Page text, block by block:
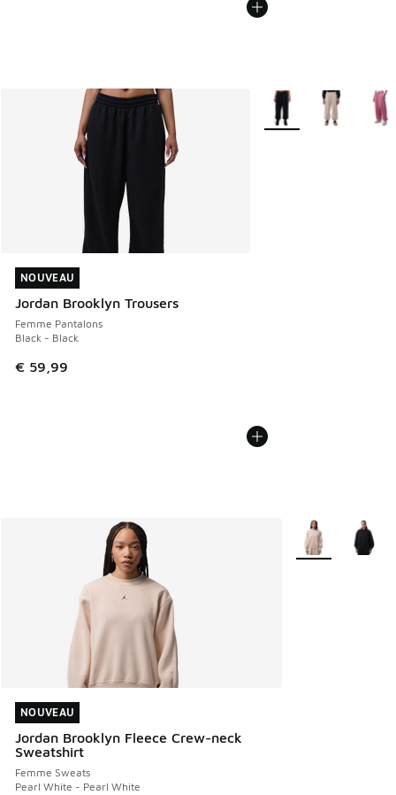
NOUVEAU
Jordan Brooklyn Trousers
Femme Pantalons
Black - Black
€ 59,99
NOUVEAU
Plus de couleurs
NOUVEAU
Jordan Brooklyn Fleece Crew-neck
Sweatshirt
Femme Sweats
Pearl White - Pearl White
NOUVEAU
Plus de couleurs